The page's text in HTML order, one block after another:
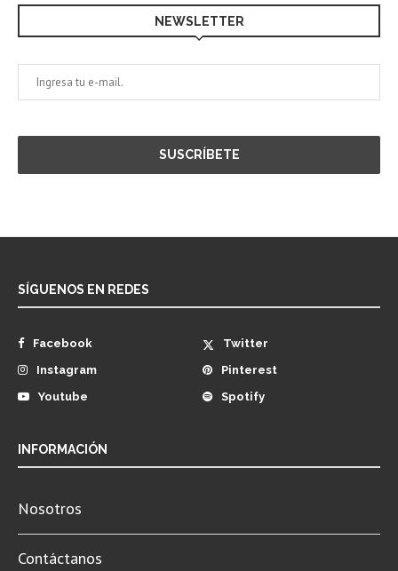
NEWSLETTER
SÍGUENOS EN REDES
Facebook
Twitter
Instagram
Pinterest
Youtube
Spotify
INFORMACIÓN
Nosotros
Contáctanos